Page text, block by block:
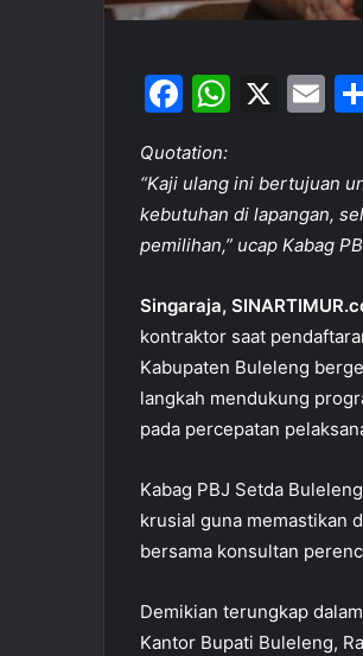
F
c
e
b
o
k
W
at
s
A
p
X
E
ai
l
Quotation:
“Kaji ulang ini bertujuan
kebutuhan di lapangan,
pemilihan,” ucap Kabag
Singaraja,
kontraktor saat
Kabupaten Buleleng
langkah mendukung
pada percepatan
Kabag PBJ Setda
krusial guna memastikan
bersama konsultan
Demikian terungkap
Kantor Bupati Buleleng,